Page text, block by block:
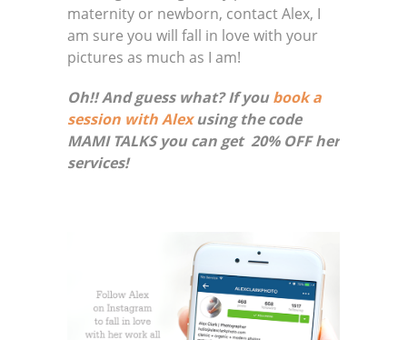
maternity or newborn, contact Alex, I
am sure you will fall in love with your
pictures as much as I am!
Oh!! And guess what? If youbook a
session with Alexusing the code
MAMI TALKS you can get 20% OFF her
services!